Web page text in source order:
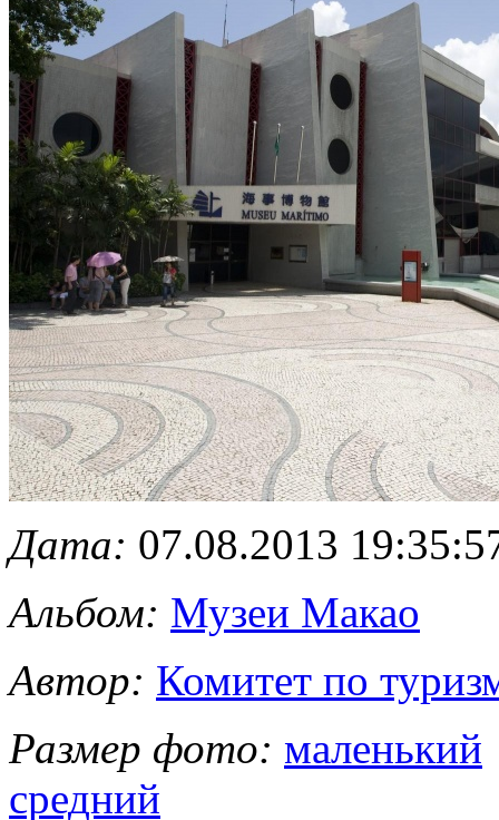
Дата: 07.08.2013
Альбом: Музеи Макао
Автор: Комитет по
Размер фото: маленький
средний